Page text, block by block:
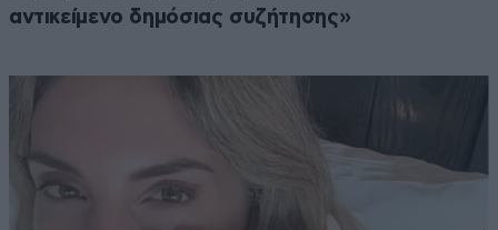
αντικείμενο δημόσιας συζήτησης»